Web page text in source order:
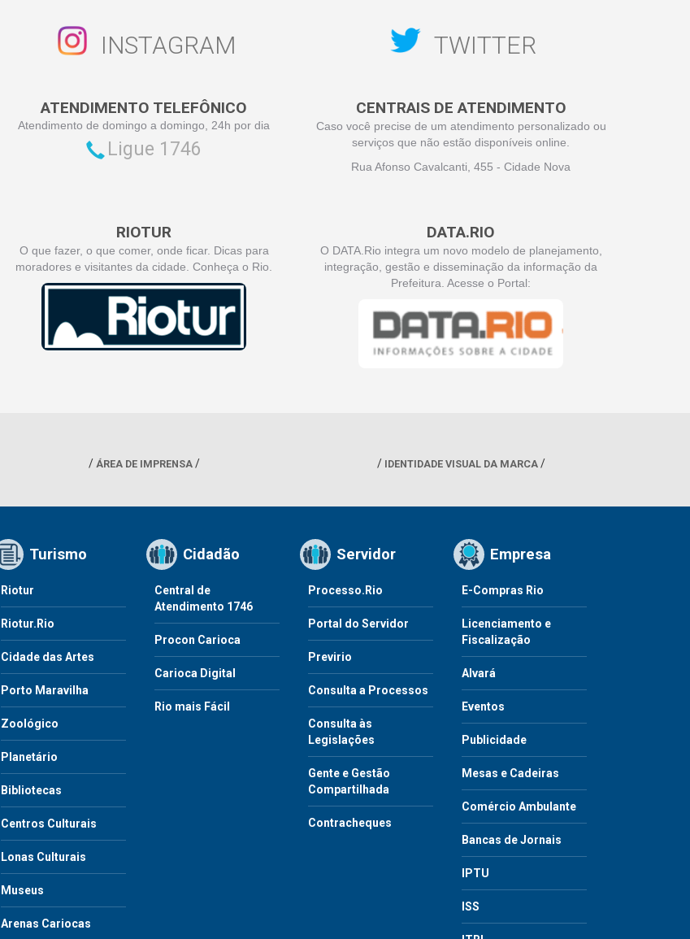
INSTAGRAM TWITTER
ATENDIMENTO TELEFÔNICO
Atendimento de domingo a domingo, 24h por dia
Ligue 1746
CENTRAIS DE ATENDIMENTO
Caso você precise de um atendimento personalizado ou
serviços que não estão disponíveis online.
Rua Afonso Cavalcanti, 455 - Cidade Nova
RIOTUR
O que fazer, o que comer, onde ficar. Dicas para
moradores e visitantes da cidade. Conheça o Rio.
DATA.RIO
O DATA.Rio integra um novo modelo de planejamento,
integração, gestão e disseminação da informação da
Prefeitura. Acesse o Portal:
ÁREA DE IMPRENSA IDENTIDADE VISUAL DA MARCA
Turismo
Riotur
Riotur.Rio
Cidade das Artes
Porto Maravilha
Zoológico
Planetário
Bibliotecas
Centros Culturais
Lonas Culturais
Museus
Arenas Cariocas
Cidadão
Central de
Atendimento 1746
Procon Carioca
Carioca Digital
Rio mais Fácil
Servidor
Processo.Rio
Portal do Servidor
Previrio
Consulta a Processos
Consulta às
Legislações
Gente e Gestão
Compartilhada
Contracheques
Empresa
E-Compras Rio
Licenciamento e
Fiscalização
Alvará
Eventos
Publicidade
Mesas e Cadeiras
Comércio Ambulante
Bancas de Jornais
IPTU
ISS